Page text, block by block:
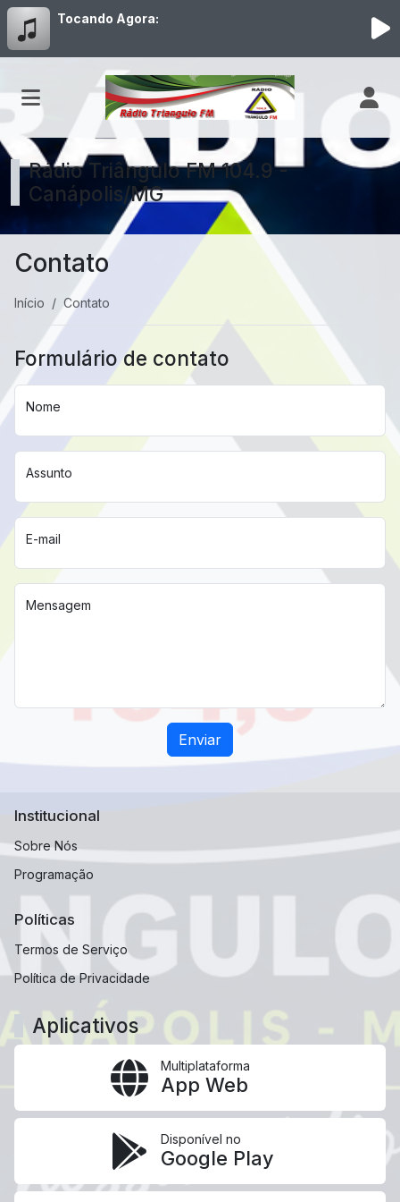
Tocando Agora:
Rádio Triângulo FM 104.9 -
Canápolis/MG
Contato
Início Contato
Formulário de contato
Nome
Assunto
E-mail
Mensagem
Enviar
Institucional
Sobre Nós
Programação
Políticas
Termos de Serviço
Política de Privacidade
Aplicativos
Multiplataforma
App Web
Disponível no
Google Play